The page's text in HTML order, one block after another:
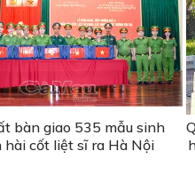
bàn giao 535 mẫu sinh
hài cốt liệt sĩ ra Hà Nội